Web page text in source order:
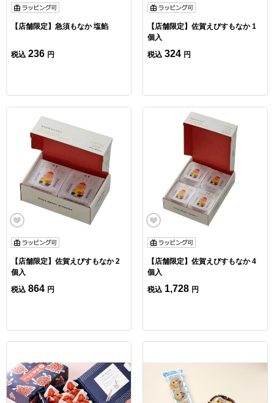
【店舗限定】急須もなか 塩餡
税込 236 円
【店舗限定】佐賀えびすもなか 1
個入
税込 324 円
【店舗限定】佐賀えびすもなか 2
個入
税込 864 円
【店舗限定】佐賀えびすもなか 4
個入
税込 1,728 円